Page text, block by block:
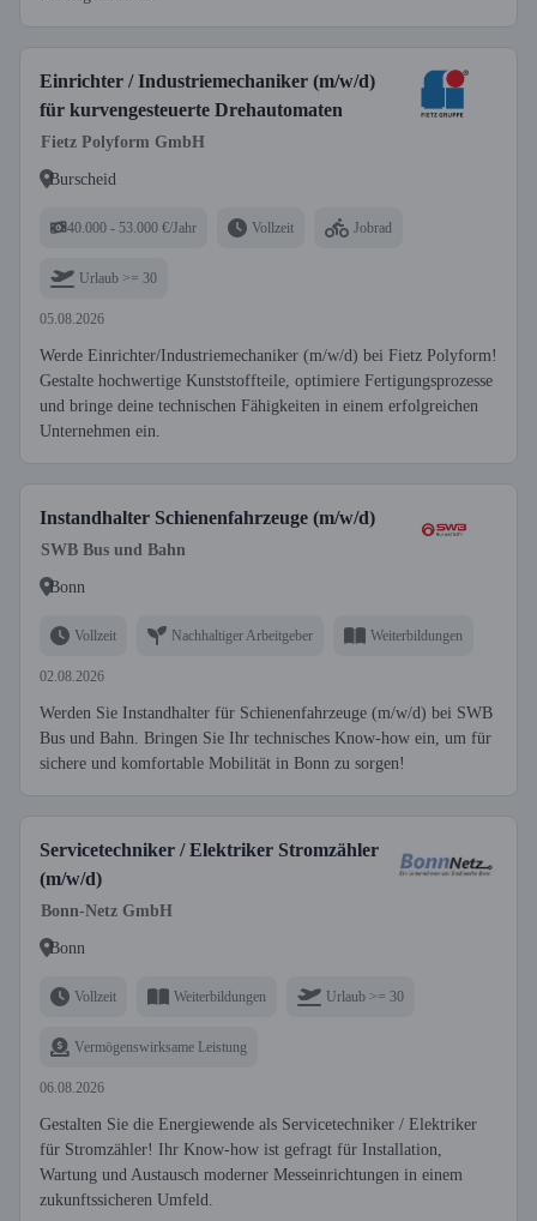
Einrichter / Industriemechaniker (m/w/d)
für kurvengesteuerte Drehautomaten
Fietz Polyform GmbH
Burscheid
40.000 - 53.000 €/Jahr Vollzeit Jobrad
Urlaub >= 30
05.08.2026
Werde Einrichter/Industriemechaniker (m/w/d) bei Fietz Polyform!
Gestalte hochwertige Kunststoffteile, optimiere Fertigungsprozesse
und bringe deine technischen Fähigkeiten in einem erfolgreichen
Unternehmen ein.
Instandhalter Schienenfahrzeuge (m/w/d)
SWB Bus und Bahn
Bonn
Vollzeit Nachhaltiger Arbeitgeber Weiterbildungen
02.08.2026
Werden Sie Instandhalter für Schienenfahrzeuge (m/w/d) bei SWB
Bus und Bahn. Bringen Sie Ihr technisches Know-how ein, um für
sichere und komfortable Mobilität in Bonn zu sorgen!
Servicetechniker / Elektriker Stromzähler
(m/w/d)
Bonn-Netz GmbH
Bonn
Vollzeit Weiterbildungen Urlaub >= 30
Vermögenswirksame Leistung
06.08.2026
Gestalten Sie die Energiewende als Servicetechniker / Elektriker
für Stromzähler! Ihr Know-how ist gefragt für Installation,
Wartung und Austausch moderner Messeinrichtungen in einem
zukunftssicheren Umfeld.